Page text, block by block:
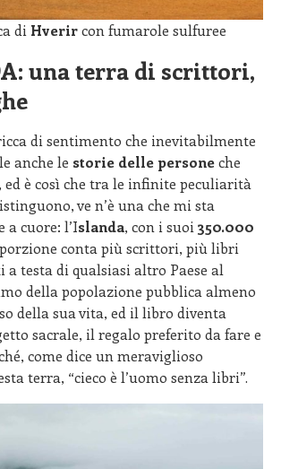
di Hverircon fumarole sulfuree
una terra di scrittori,
di sentimento che inevitabilmente
anche le storie delle personeche
ed è così che tra le infinite peculiarità
ve n’è una che mi sta
cuore: l’Islanda, con i suoi 350.000
conta più scrittori, più libri
testa di qualsiasi altro Paese al
della popolazione pubblica almeno
della sua vita, ed il libro diventa
sacrale, il regalo preferito da fare e
come dice un meraviglioso
terra, “cieco è l’uomo senza libri”.